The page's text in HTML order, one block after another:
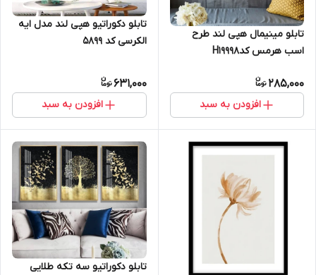
تابلو مینیمال هپی لند طرح
اسب هرمس کدH19998
285,000
افزودن به سبد
تابلو دکوراتیو هپی لند مدل ایه
الکرسی کد 5899
631,000
افزودن به سبد
تابلو دکوراتیو سه تکه طلایی